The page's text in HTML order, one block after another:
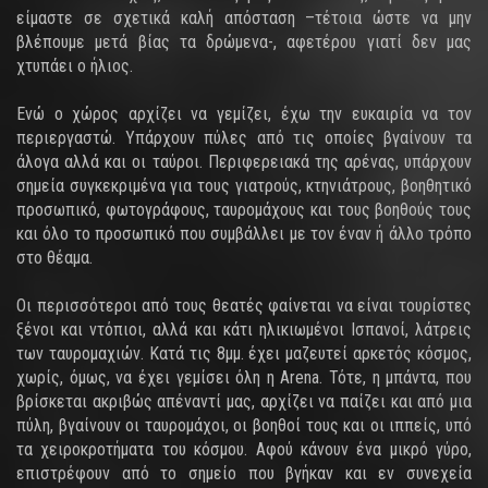
είμαστε σε σχετικά καλή απόσταση –τέτοια ώστε να μην
βλέπουμε μετά βίας τα δρώμενα-, αφετέρου γιατί δεν μας
χτυπάει ο ήλιος.
Ενώ ο χώρος αρχίζει να γεμίζει, έχω την ευκαιρία να τον
περιεργαστώ. Υπάρχουν πύλες από τις οποίες βγαίνουν τα
άλογα αλλά και οι ταύροι. Περιφερειακά της αρένας, υπάρχουν
σημεία συγκεκριμένα για τους γιατρούς, κτηνιάτρους, βοηθητικό
προσωπικό, φωτογράφους, ταυρομάχους και τους βοηθούς τους
και όλο το προσωπικό που συμβάλλει με τον έναν ή άλλο τρόπο
στο θέαμα.
Οι περισσότεροι από τους θεατές φαίνεται να είναι τουρίστες
ξένοι και ντόπιοι, αλλά και κάτι ηλικιωμένοι Ισπανοί, λάτρεις
των ταυρομαχιών. Κατά τις 8μμ. έχει μαζευτεί αρκετός κόσμος,
χωρίς, όμως, να έχει γεμίσει όλη η Arena. Τότε, η μπάντα, που
βρίσκεται ακριβώς απέναντί μας, αρχίζει να παίζει και από μια
πύλη, βγαίνουν οι ταυρομάχοι, οι βοηθοί τους και οι ιππείς, υπό
τα χειροκροτήματα του κόσμου. Αφού κάνουν ένα μικρό γύρο,
επιστρέφουν από το σημείο που βγήκαν και εν συνεχεία